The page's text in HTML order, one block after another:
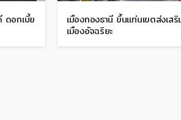
ดอกเบี้ย
เมืองทองธานี ขึ้นแท่นเขตส่งเสริ
เมืองอัจฉริยะ